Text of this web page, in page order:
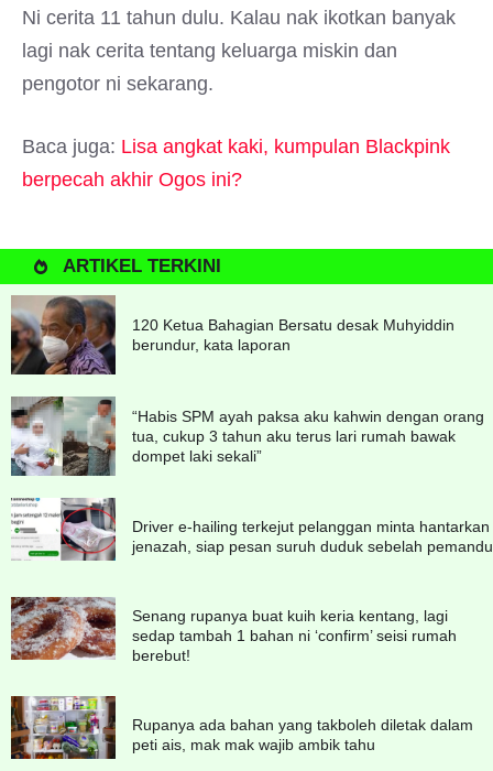
Ni cerita 11 tahun dulu. Kalau nak ikotkan banyak
lagi nak cerita tentang keluarga miskin dan
pengotor ni sekarang.
Baca juga: Lisa angkat kaki, kumpulan Blackpink
berpecah akhir Ogos ini?
ARTIKEL TERKINI
120 Ketua Bahagian Bersatu desak Muhyiddin
berundur, kata laporan
“Habis SPM ayah paksa aku kahwin dengan orang
tua, cukup 3 tahun aku terus lari rumah bawak
dompet laki sekali”
Driver e-hailing terkejut pelanggan minta hantarkan
jenazah, siap pesan suruh duduk sebelah pemandu
Senang rupanya buat kuih keria kentang, lagi
sedap tambah 1 bahan ni ‘confirm’ seisi rumah
berebut!
Rupanya ada bahan yang takboleh diletak dalam
peti ais, mak mak wajib ambik tahu